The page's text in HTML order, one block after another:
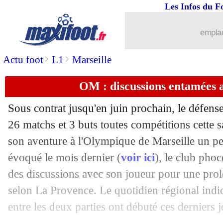
Actu foot> L1 > Marseille
Les Infos du
OM : discussions entamées
Sous contrat jusqu'en juin prochain, le
26 matchs et 3 buts toutes compétitions cette
son aventure à l'Olympique de Marseille un
évoqué le mois dernier (voir ici), le club
des discussions avec son joueur pour une
selon La Provence. Le quotidien régional
entre les deux parties ont débuté ces derniers
Torino : Schuurs plaît à Liverpool
14/02 Strasbourg: Antonetti y voit une
14/02 Man City: Gerrard, les excuses de
14/02 Barça : Messi, Alba nostalgique...
14/02 PSG : Neymar répond aux critiques
14/02 PSG-Bayern : Choupo-Moting
14/02 La Spal: c'est déjà fini pour De